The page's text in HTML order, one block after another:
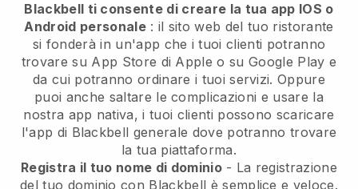
Blackbell ti consente di creare la tua app IOS o
Android personale: il sito web del tuo ristorante
si fonderà in un'app che i tuoi clienti potranno
trovare su App Store di Apple o su Google Play e
da cui potranno ordinare i tuoi servizi. Oppure
puoi anche saltare le complicazioni e usare la
nostra app nativa, i tuoi clienti possono scaricare
l'app di Blackbell generale dove potranno trovare
la tua piattaforma.
Registra il tuo nome di dominio- La registrazione
del tuo dominio con Blackbell è semplice e veloce.